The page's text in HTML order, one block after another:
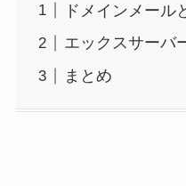
ドメインメール
エックスサーバ
まとめ